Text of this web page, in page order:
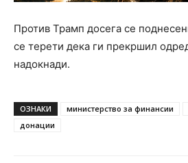
Против Трамп досега се
се терети дека ги прекршил
надокнади.
ОЗНАКИ министерство за финансии
донации